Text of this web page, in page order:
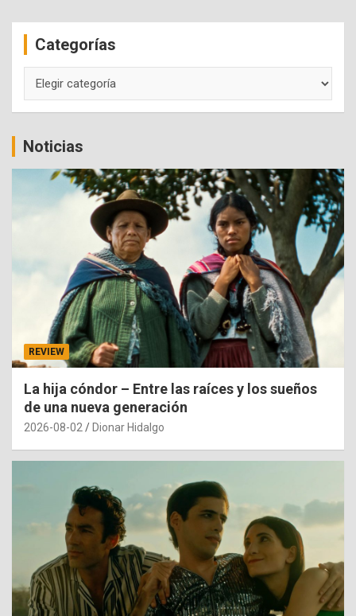
c
Categorías
Noticias
REVIEW
La hija cóndor – Entre las raíces y los sueños
de una nueva generación
2026-08-02 Dionar Hidalgo